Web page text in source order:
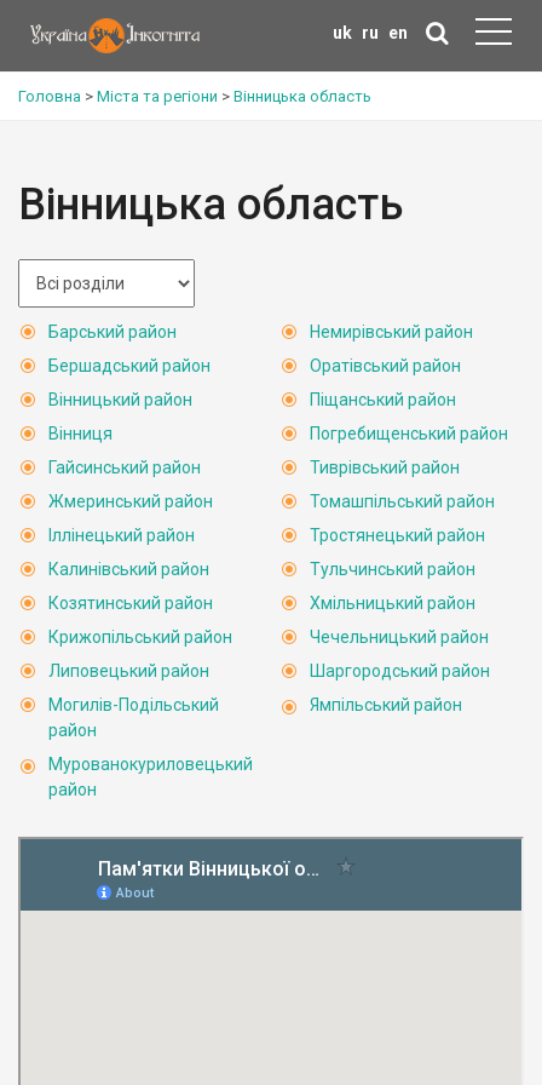
uk ru en
Головна > Міста та регіони > Вінницька область
Вінницька область
Барський район
Бершадський район
Вінницький район
Вінниця
Гайсинський район
Жмеринський район
Іллінецький район
Калинівський район
Козятинський район
Крижопільський район
Липовецький район
Могилів-Подільський
район
Мурованокуриловецький
район
Немирівський район
Оратівський район
Піщанський район
Погребищенський район
Тиврівський район
Томашпільський район
Тростянецький район
Тульчинський район
Хмільницький район
Чечельницький район
Шаргородський район
Ямпільський район